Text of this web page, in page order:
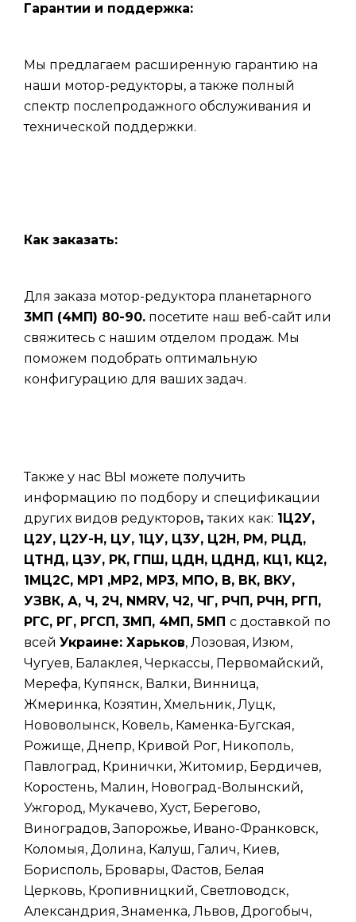
Гарантии и поддержка:
Мы предлагаем расширенную гарантию на
наши мотор-редукторы, а также полный
спектр послепродажного обслуживания и
технической поддержки.
Как заказать:
Для заказа мотор-редуктора планетарного
3МП (4МП) 80-90. посетите наш веб-сайт или
свяжитесь с нашим отделом продаж. Мы
поможем подобрать оптимальную
конфигурацию для ваших задач.
Также у нас ВЫ можете получить
информацию по подбору и спецификации
других видов редукторов,таких как: 1Ц2У,
Ц2У, Ц2У-Н, ЦУ, 1ЦУ, Ц3У, Ц2Н, РМ, РЦД,
ЦТНД, ЦЗУ, РК, ГПШ, ЦДН, ЦДНД, КЦ1, КЦ2,
1МЦ2С, МР1 ,МР2, МР3, МПО, В, ВК, ВКУ,
УЗВК, А, Ч, 2Ч, NMRV, Ч2, ЧГ, РЧП, РЧН, РГП,
РГС, РГ, РГСП, 3МП, 4МП, 5МП с доставкой по
всей Украине: Харьков, Лозовая, Изюм,
Чугуев, Балаклея, Черкассы, Первомайский,
Мерефа, Купянск, Валки, Винница,
Жмеринка, Козятин, Хмельник, Луцк,
Нововолынск, Ковель, Каменка-Бугская,
Рожище, Днепр, Кривой Рог, Никополь,
Павлоград, Кринички, Житомир, Бердичев,
Коростень, Малин, Новоград-Волынский,
Ужгород, Мукачево, Хуст, Берегово,
Виноградов, Запорожье, Ивано-Франковск,
Коломыя, Долина, Калуш, Галич, Киев,
Борисполь, Бровары, Фастов, Белая
Церковь, Кропивницкий, Светловодск,
Александрия, Знаменка, Львов, Дрогобыч,